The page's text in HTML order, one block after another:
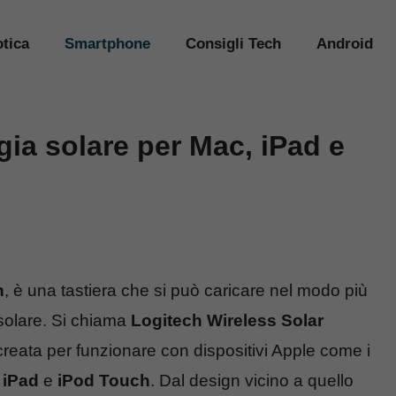
Smartphone Consigli Tech Android
solare per Mac, iPad e
, è una tastiera che si può caricare nel modo più
Si chiama Logitech Wireless Solar
per funzionare con dispositivi Apple come i
iPad e iPod Touch. Dal design vicino a quello